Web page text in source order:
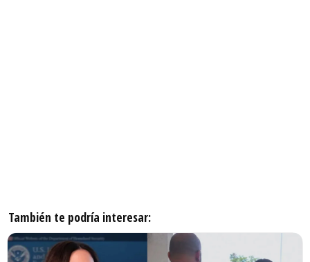
También te podría interesar: